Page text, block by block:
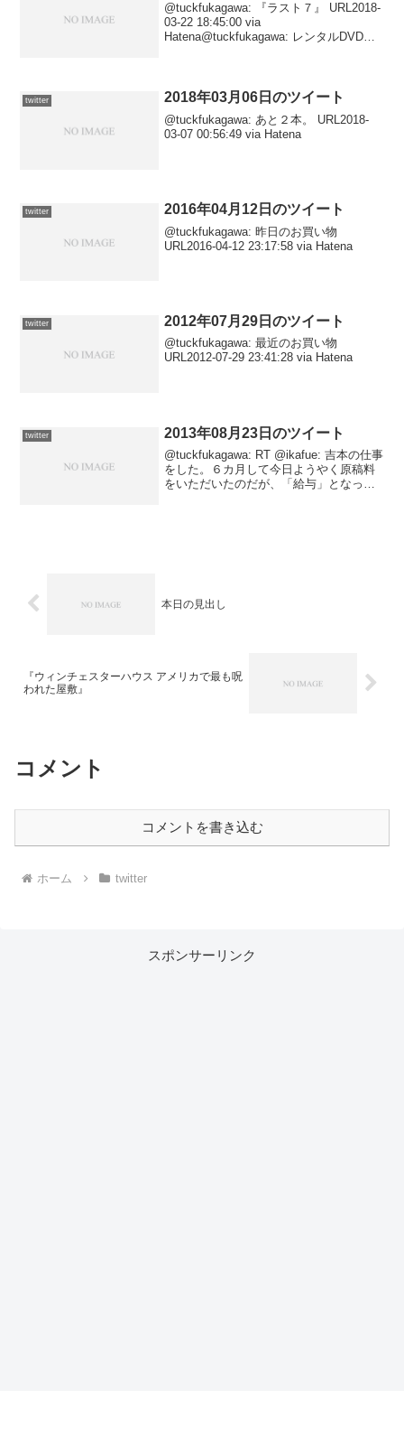
@tuckfukagawa: 『ラスト７』 URL2018-
03-22 18:45:00 via
Hatena@tuckfukagawa: レンタルDVD鑑
twitter 2018年03月06日のツイート
@tuckfukagawa: あと２本。 URL2018-
03-07 00:56:49 via Hatena
twitter 2016年04月12日のツイート
@tuckfukagawa: 昨日のお買い物
URL2016-04-12 23:17:58 via Hatena
twitter 2012年07月29日のツイート
@tuckfukagawa: 最近のお買い物
URL2012-07-29 23:41:28 via Hatena
twitter 2013年08月23日のツイート
@tuckfukagawa: RT @ikafue: 吉本の仕事
をした。６カ月して今日ようやく原稿料
をいただいたのだが、「給与」となって
本日の見出し
『ウィンチェスターハウス アメリカで最も呪
われた屋敷』
コメント
コメントを書き込む
ホーム twitter
スポンサーリンク